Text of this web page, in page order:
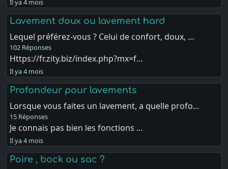
Lavement doux ou lavement hard
Lequel préférez-vous ? Celui de confort, doux, …
102 Réponses
Https://fr.zity.biz/index.php?mx=f…
Il ya 4 mois
Profondeur pour lavements
Lorsque vous faites un lavement, a quelle profo…
15 Réponses
Je connais pas bien les fonctions …
Il ya 4 mois
Poire , bock ou sac ?